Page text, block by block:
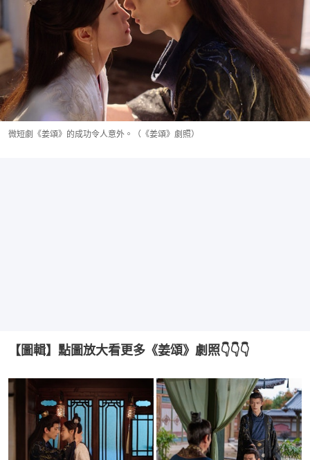
微短劇《姜頌》的成功令人意外。（《姜頌》劇照）
【圖輯】點圖放大看更多《姜頌》劇照👇👇👇